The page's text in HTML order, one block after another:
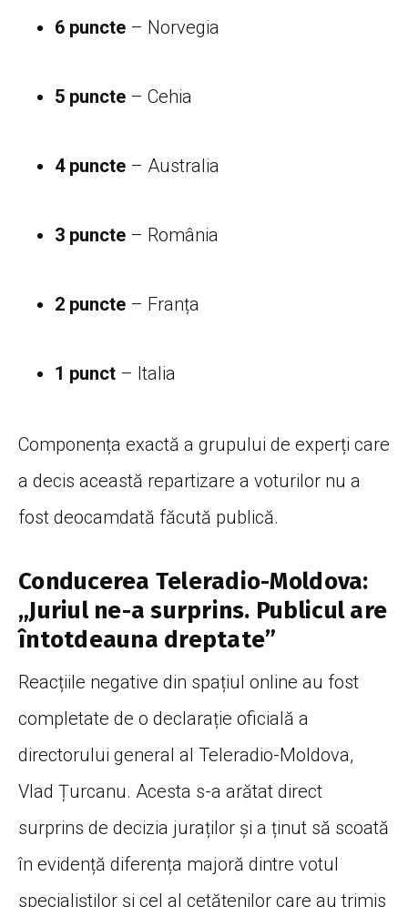
6 puncte – Norvegia
5 puncte – Cehia
4 puncte – Australia
3 puncte – România
2 puncte – Franța
1 punct – Italia
Componența exactă a grupului de experți care
a decis această repartizare a voturilor nu a
fost deocamdată făcută publică.
Conducerea Teleradio-Moldova:
„Juriul ne-a surprins. Publicul are
întotdeauna dreptate”
Reacțiile negative din spațiul online au fost
completate de o declarație oficială a
directorului general al Teleradio-Moldova,
Vlad Țurcanu. Acesta s-a arătat direct
surprins de decizia juraților și a ținut să scoată
în evidență diferența majoră dintre votul
specialiștilor și cel al cetățenilor care au trimis